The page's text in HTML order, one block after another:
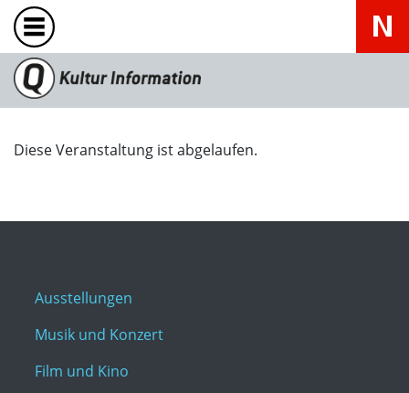
Diese Veranstaltung ist abgelaufen.
Ausstellungen
Musik und Konzert
Film und Kino